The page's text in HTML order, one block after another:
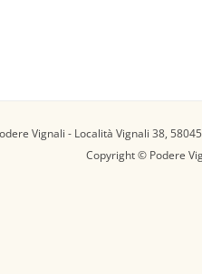
Vignali - Località Vignali 38,
Copyright © Podere